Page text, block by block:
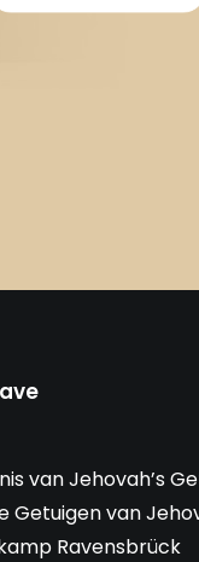
van Jehovah’s
Getuigen van
Ravensbrück